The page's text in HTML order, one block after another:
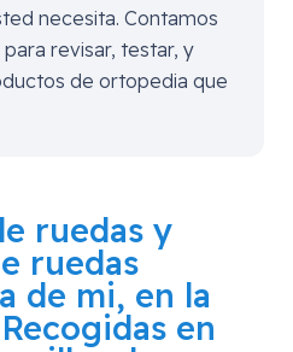
necesita. Contamos
revisar, testar, y
de ortopedia que
ruedas y
ruedas
de mi, en la
en